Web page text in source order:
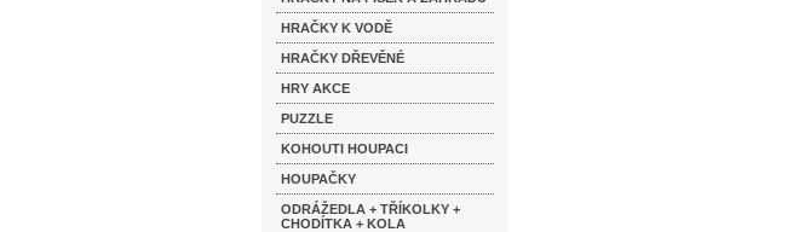
HRAČKY K VODĚ
HRAČKY DŘEVĚNÉ
HRY AKCE
PUZZLE
KOHOUTI HOUPACI
HOUPAČKY
ODRÁŽEDLA + TŘÍKOLKY +
CHODÍTKA + KOLA